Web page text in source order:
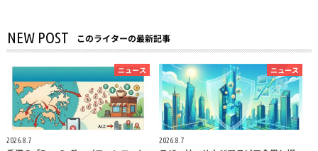
NEW POST このライターの最新記事
ニュース
2026.8.7
ニュース
2026.8.7